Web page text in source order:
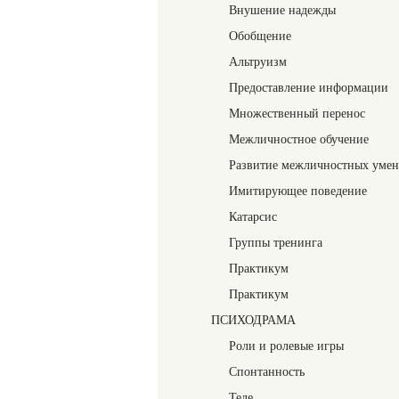
Внушение надежды
Обобщение
Альтруизм
Предоставление информации
Множественный перенос
Межличностное обучение
Развитие межличностных
Имитирующее поведение
Катарсис
Группы тренинга
Практикум
Практикум
ПСИХОДРАМА
Роли и ролевые игры
Спонтанность